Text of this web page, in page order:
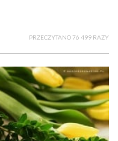
PRZECZYTANO 76 499 RAZY